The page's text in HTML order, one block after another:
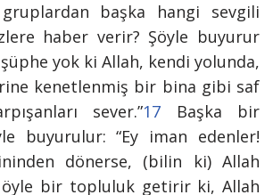
başka hangi sevgili
haber verir? Şöyle buyurur
yok ki Allah, kendi yolunda,
kenetlenmiş bir bina gibi saf
sever.”17 Başka bir
buyurulur: “Ey iman edenler!
dönerse, (bilin ki) Allah
öyle bir topluluk getirir ki, Allah